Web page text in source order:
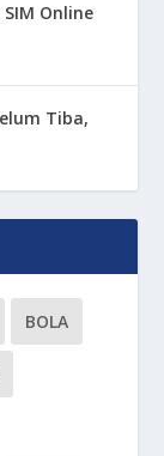
Online
Tiba,
BOLA